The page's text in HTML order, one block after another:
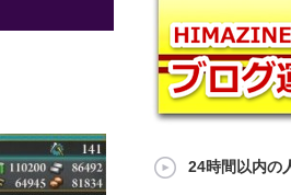
24時間以内の